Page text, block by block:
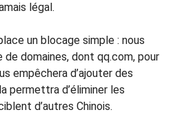
légal.
un blocage simple : nous
de domaines, dont qq.com, pour
empêchera d’ajouter des
permettra d’éliminer les
d’autres Chinois.